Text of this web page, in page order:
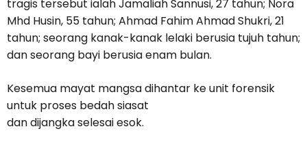
tragis tersebut ialah Jamaliah Sannusi, 27 tahun; Nora
Mhd Husin, 55 tahun; Ahmad Fahim Ahmad Shukri, 21
tahun; seorang kanak-kanak lelaki berusia tujuh tahun;
dan seorang bayi berusia enam bulan.
Kesemua mayat mangsa dihantar ke unit forensik
untuk proses bedah siasat
dan dijangka selesai esok.